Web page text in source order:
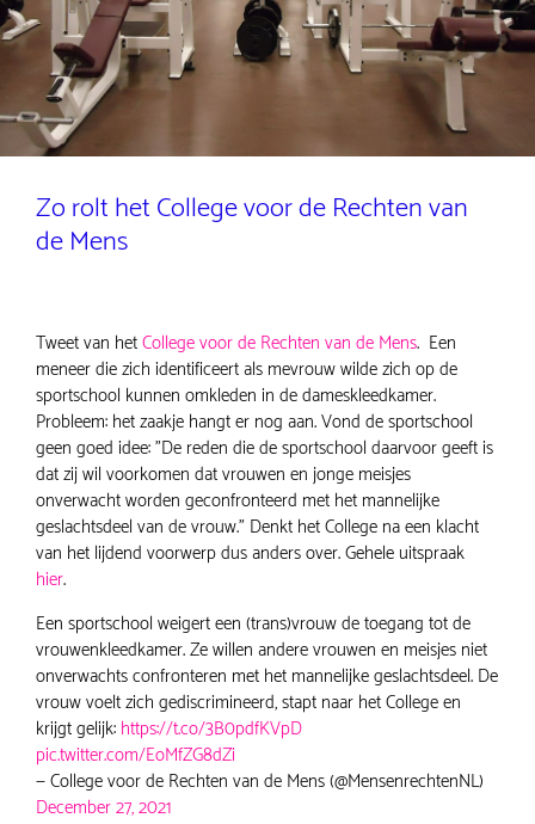
Zo rolt het College voor de Rechten van
de Mens
Tweet van hetCollege voor de Rechten van de Mens. Een
meneer die zich identificeert als mevrouw wilde zich op de
sportschool kunnen omkleden in de dameskleedkamer.
Probleem: het zaakje hangt er nog aan. Vond de sportschool
geen goed idee: "De reden die de sportschool daarvoor geeft is
dat zij wil voorkomen dat vrouwen en jonge meisjes
onverwacht worden geconfronteerd met het mannelijke
geslachtsdeel van de vrouw." Denkt het College na een klacht
van het lijdend voorwerp dus anders over. Gehele uitspraak
hier.
Een sportschool weigert een (trans)vrouw de toegang tot de
vrouwenkleedkamer. Ze willen andere vrouwen en meisjes niet
onverwachts confronteren met het mannelijke geslachtsdeel. De
vrouw voelt zich gediscrimineerd, stapt naar het College en
krijgt gelijk: https://t.co/3B0pdfKVpD
pic.twitter.com/EoMfZG8dZi
— College voor de Rechten van de Mens (@MensenrechtenNL)
December 27, 2021